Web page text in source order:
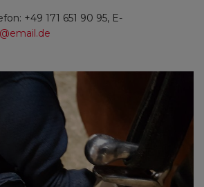
+49 171 651 90 95, E-